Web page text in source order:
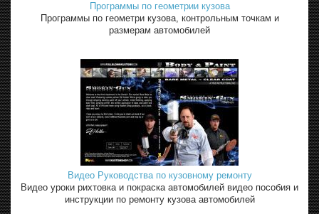
Программы по геометрии кузова
Программы по геометри кузова, контрольным точкам и
размерам автомобилей
Видео Руководства по кузовному ремонту
Видео уроки рихтовка и покраска автомобилей видео пособия и
инструкции по ремонту кузова автомобилей